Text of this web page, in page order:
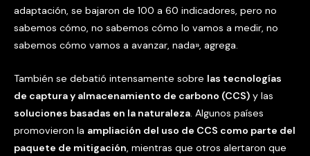
adaptación, se bajaron de 100 a 60 indicadores, pero no
sabemos cómo, no sabemos cómo lo vamos a medir, no
sabemos cómo vamos a avanzar, nada», agrega.
También se debatió intensamente sobre las tecnologías
de captura y almacenamiento de carbono (CCS) y las
soluciones basadas en la naturaleza. Algunos países
promovieron la ampliación del uso de CCS como parte del
paquete de mitigación, mientras que otros alertaron que